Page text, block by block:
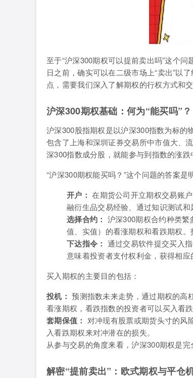
至于“沪深300期权可以提前卖出吗”这个
日之前，确实可以在二级市场上“卖出”以
点，需要我们深入了解期权的行权方式和交
沪深300期权基础：何为“能买吗”？
沪深300股指期权是以沪深300指数为标的
包含了上海和深圳证券交易所中市值大、
深300指数成分股，就能参与到指数的涨
“沪深300期权能买吗？”这个问题的答案是
开户： 在期货公司开立期权交易账
融衍生品交易经验、通过知识测试和
选择合约： 沪深300期权合约种类
值、实值）的看涨期权和看跌期权
下达指令： 通过交易软件提交买入
意味着投资者支付权利金，获得相应
买入期权的主要目的包括：
投机： 预测指数未来走势，通过期权的高
看涨期权，看跌指数的投资者可以买入看跌
套期保值： 对冲现有股票或期货头寸的风
入看跌期权来对冲潜在的损失。
从参与交易的角度来看，沪深300期权是
解密“提前卖出”：欧式期权与平仓